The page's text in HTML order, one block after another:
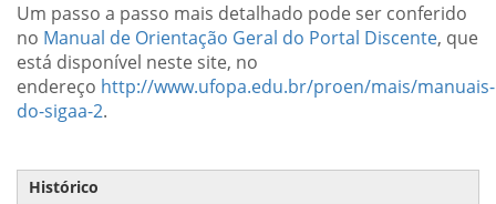
Um passo a passo mais detalhado pode ser conferido
no Manual de Orientação Geral do Portal Discente, que
está disponível neste site, no
endereço http://www.ufopa.edu.br/proen/mais/manuais-
do-sigaa-2.
Histórico